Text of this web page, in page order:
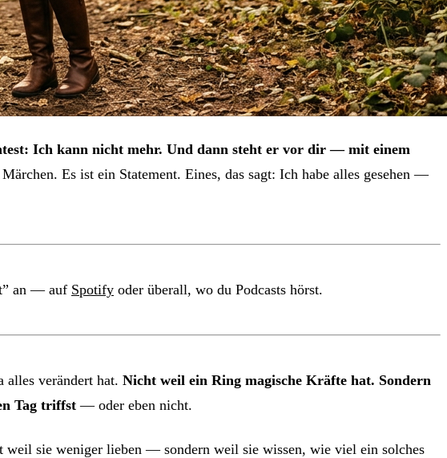
Ich kann nicht mehr. Und dann steht er vor dir — mit einem
Es ist ein Statement. Eines, das sagt: Ich habe alles gesehen —
an — auf Spotify oder überall, wo du Podcasts hörst.
alles verändert hat. Nicht weil ein Ring magische Kräfte hat. Sondern
Tag triffst — oder eben nicht.
weil sie weniger lieben — sondern weil sie wissen, wie viel ein solches